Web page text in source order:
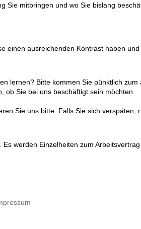
Sie mitbringen und wo Sie bislang
einen ausreichenden Kontrast haben und
lernen? Bitte kommen Sie pünktlich
ob Sie bei uns beschäftigt sein möchten.
Sie uns bitte. Falls Sie sich verspäten,
werden Einzelheiten zum